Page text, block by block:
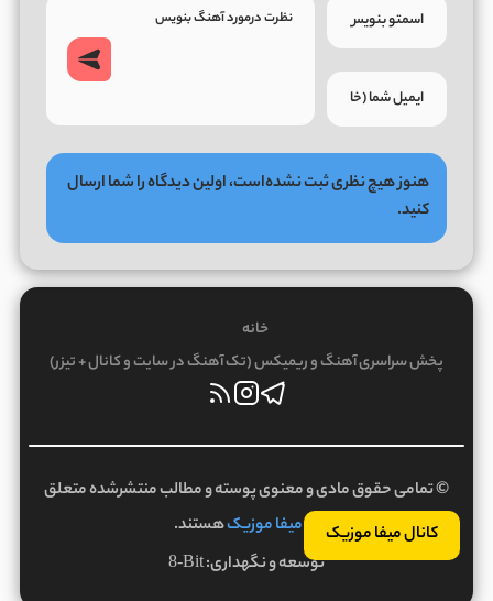
کانال میفا موزیک
هنوز هیچ نظری ثبت نشده‌است، اولین دیدگاه را شما ارسال
کنید.
خانه
پخش سراسری آهنگ و ریمیکس (تک آهنگ در سایت و کانال + تیزر)
© تمامی حقوق مادی و معنوی پوسته و مطالب منتشرشده متعلق
بهمیفا موزیکهستند.
توسعه و نگهداری:8-Bit